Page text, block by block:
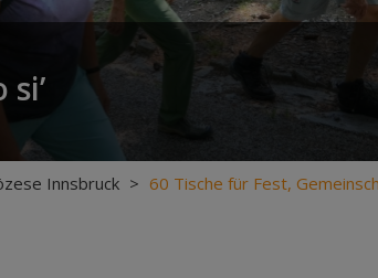
Innsbruck > 60 Tische für Fest,